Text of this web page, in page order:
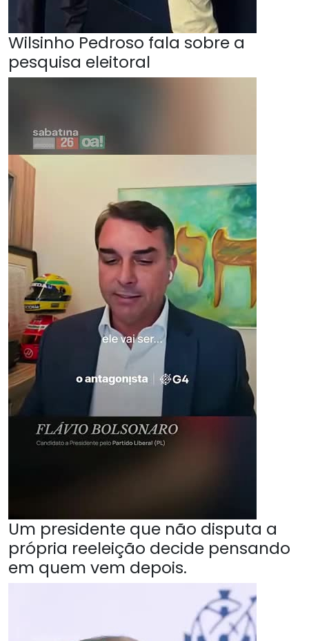
Wilsinho Pedroso fala sobre a
pesquisa eleitoral
Um presidente que não disputa a
própria reeleição decide pensando
em quem vem depois.